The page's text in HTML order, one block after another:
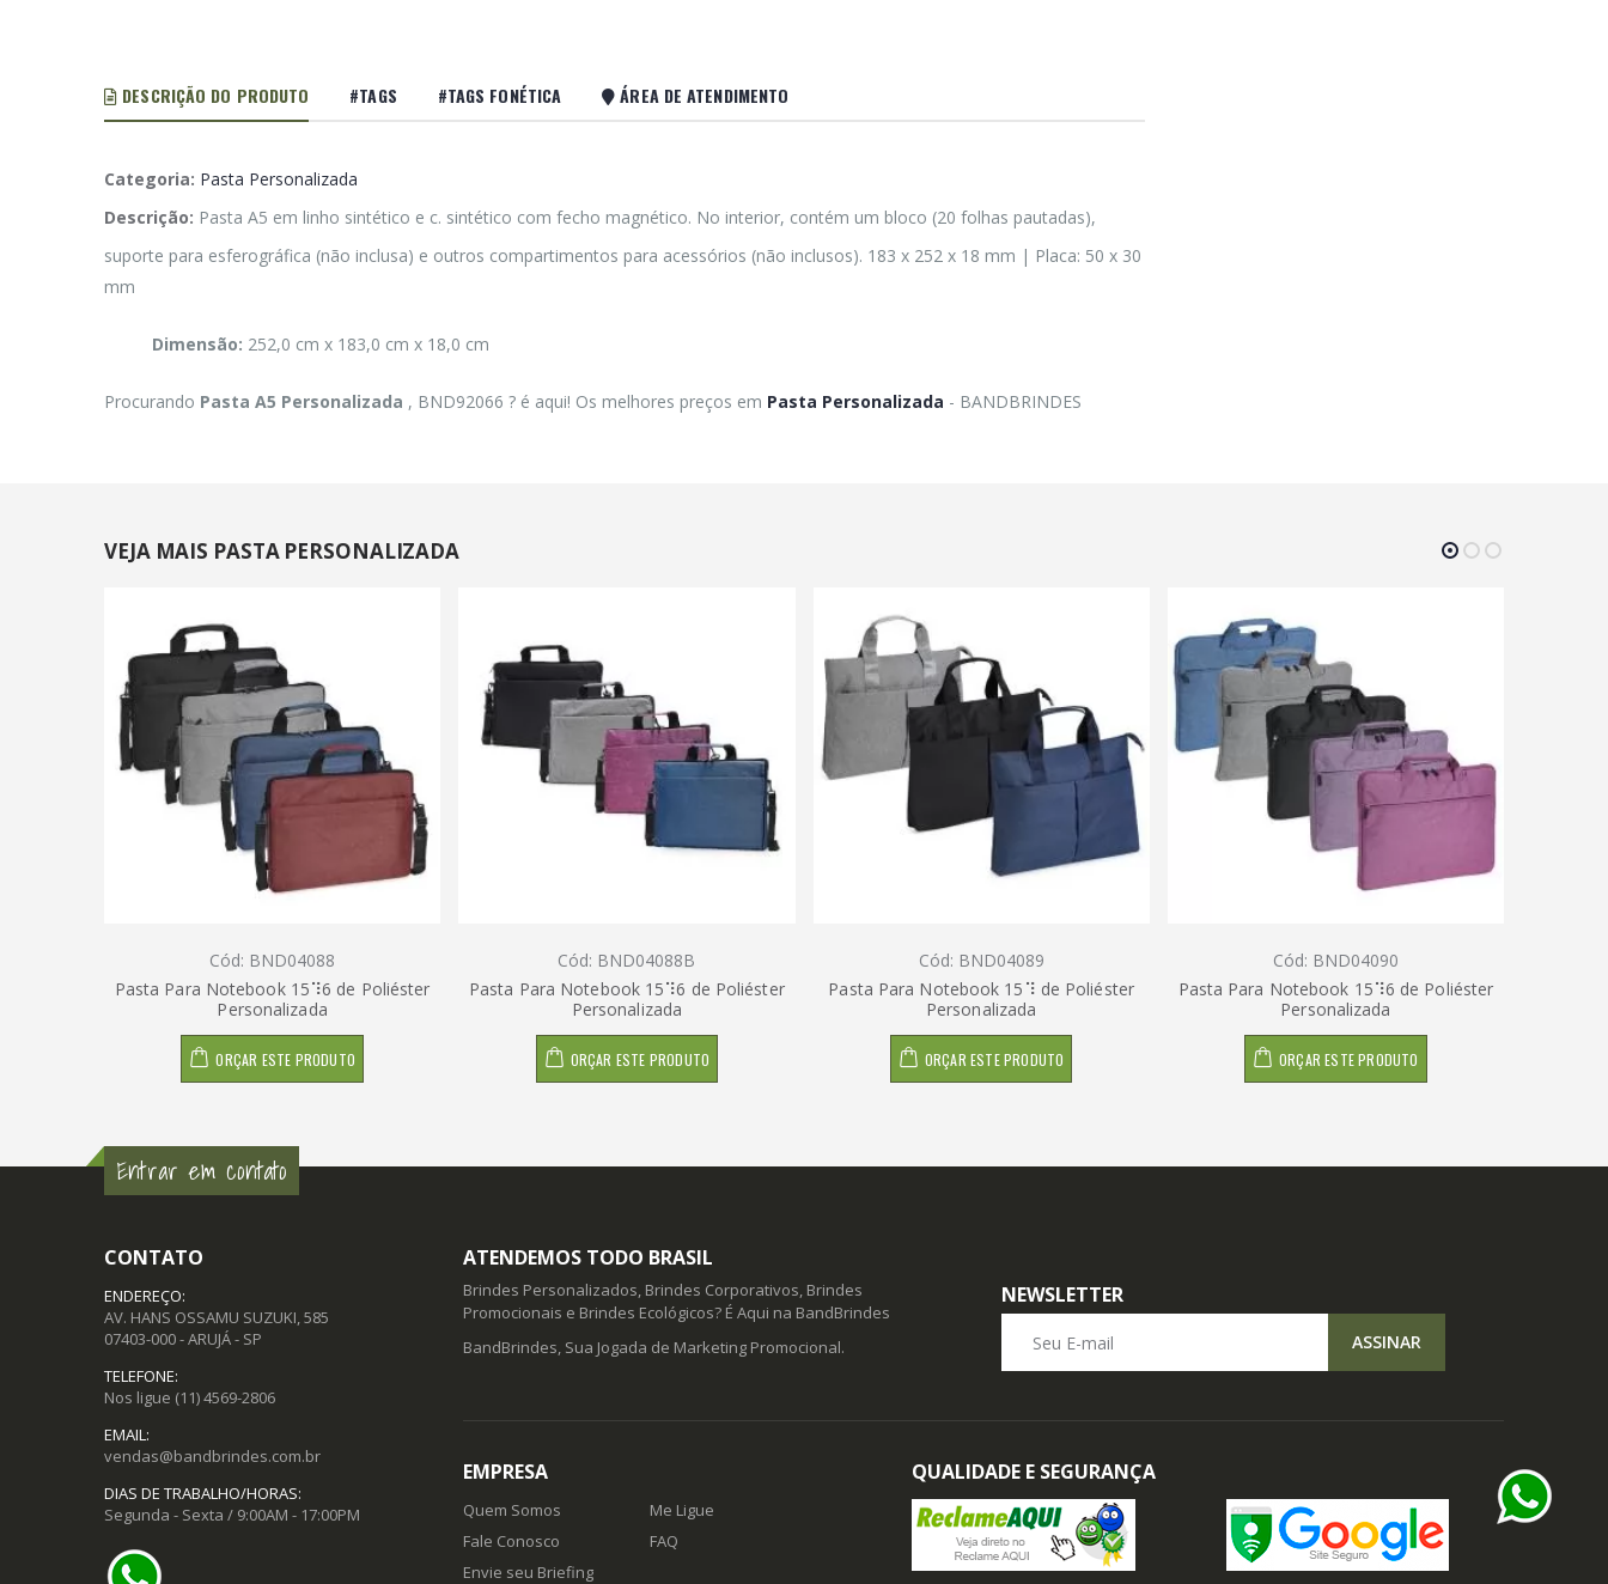
DESCRIÇÃO DO PRODUTO #TAGS #TAGS FONÉTICA ÁREA DE ATENDIMENTO
Categoria: Pasta Personalizada
Descrição: Pasta A5 em linho sintético e c. sintético com fecho magnético. No interior, contém um bloco (20 folhas pautadas),
suporte para esferográfica (não inclusa) e outros compartimentos para acessórios (não inclusos). 183 x 252 x 18 mm | Placa: 50 x 30
mm
Dimensão: 252,0 cm x 183,0 cm x 18,0 cm
Procurando Pasta A5 Personalizada , BND92066 ? é aqui! Os melhores preços em Pasta Personalizada - BANDBRINDES
VEJA MAIS PASTA PERSONALIZADA
Cód: BND04088
Pasta Para Notebook 15⠹6 de Poliéster
Personalizada
ORÇAR ESTE PRODUTO
Cód: BND04088B
Pasta Para Notebook 15⠹6 de Poliéster
Personalizada
ORÇAR ESTE PRODUTO
Cód: BND04089
Pasta Para Notebook 15⠹ de Poliéster
Personalizada
ORÇAR ESTE PRODUTO
Cód: BND04090
Pasta Para Notebook 15⠹6 de Poliéster
Personalizada
ORÇAR ESTE PRODUTO
Entrar em contato
CONTATO
ENDEREÇO:
AV. HANS OSSAMU SUZUKI, 585
07403-000 - ARUJÁ - SP
TELEFONE:
Nos ligue (11) 4569-2806
EMAIL:
vendas@bandbrindes.com.br
DIAS DE TRABALHO/HORAS:
Segunda - Sexta / 9:00AM - 17:00PM
ATENDEMOS TODO BRASIL
Brindes Personalizados, Brindes Corporativos, Brindes
Promocionais e Brindes Ecológicos? É Aqui na BandBrindes
BandBrindes, Sua Jogada de Marketing Promocional.
NEWSLETTER
ASSINAR
EMPRESA
Quem Somos
Fale Conosco
Envie seu Briefing
Me Ligue
FAQ
QUALIDADE E SEGURANÇA